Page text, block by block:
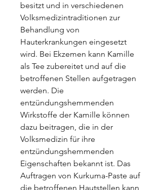
besitzt und in verschiedenen
Volksmedizintraditionen zur
Behandlung von
Hauterkrankungen eingesetzt
wird. Bei Ekzemen kann Kamille
als Tee zubereitet und auf die
betroffenen Stellen aufgetragen
werden. Die
entzündungshemmenden
Wirkstoffe der Kamille können
dazu beitragen, die in der
Volksmedizin für ihre
entzündungshemmenden
Eigenschaften bekannt ist. Das
Auftragen von Kurkuma-Paste auf
die betroffenen Hautstellen kann